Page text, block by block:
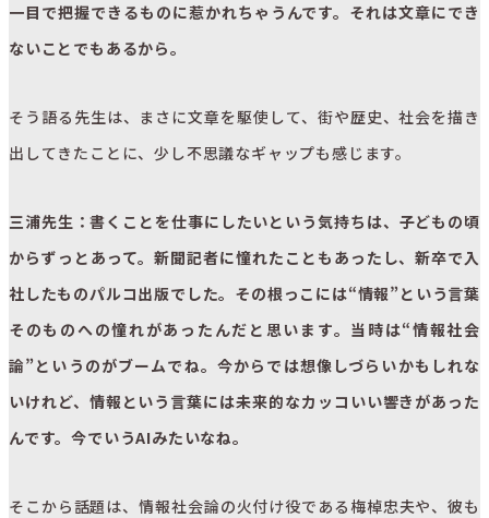
一目で把握できるものに惹かれちゃうんです。それは文章にでき
ないことでもあるから。
そう語る先生は、まさに文章を駆使して、街や歴史、社会を描き
出してきたことに、少し不思議なギャップも感じます。
三浦先生：書くことを仕事にしたいという気持ちは、子どもの頃
からずっとあって。新聞記者に憧れたこともあったし、新卒で入
社したものパルコ出版でした。その根っこには“情報”という言葉
そのものへの憧れがあったんだと思います。当時は“情報社会
論”というのがブームでね。今からでは想像しづらいかもしれな
いけれど、情報という言葉には未来的なカッコいい響きがあった
んです。今でいうAIみたいなね。
そこから話題は、情報社会論の火付け役である梅棹忠夫や、彼も